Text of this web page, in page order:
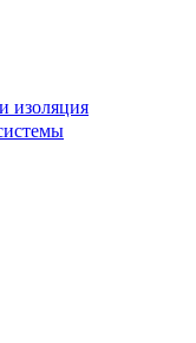
изоляция